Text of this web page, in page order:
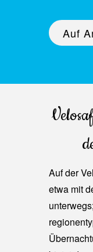
Auf
Auf der
etwa mit